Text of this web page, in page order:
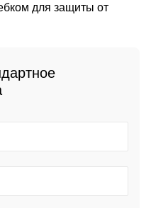
для защиты от